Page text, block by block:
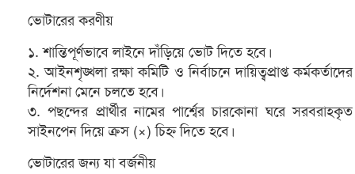
ভোটারের করণীয়
১. শান্তিপূর্ণভাবে লাইনে দাঁড়িয়ে ভোট দিতে হবে।
২. আইনশৃঙ্খলা রক্ষা কমিটি ও নির্বাচনে দায়িত্বপ্রাপ্ত কর্মকর্তাদের
নির্দেশনা মেনে চলতে হবে।
৩. পছন্দের প্রার্থীর নামের পার্শ্বের চারকোনা ঘরে সরবরাহকৃত
সাইনপেন দিয়ে ক্রস (×) চিহ্ন দিতে হবে।
ভোটারের জন্য যা বর্জনীয়